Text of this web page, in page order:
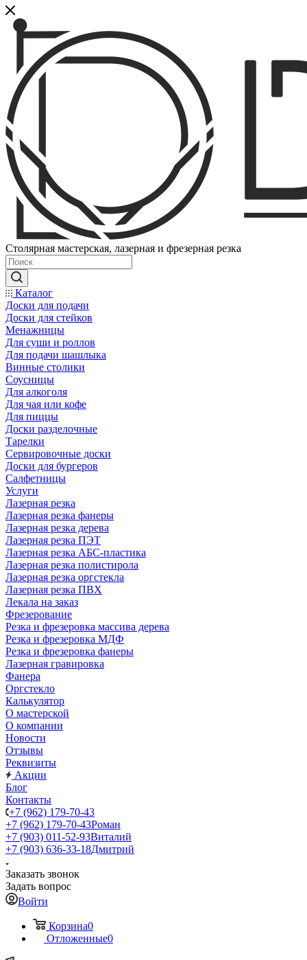
Столярная мастерская, лазерная и фрезерная резка
Каталог
Доски для подачи
Доски для стейков
Менажницы
Для суши и роллов
Для подачи шашлыка
Винные столики
Соусницы
Для алкоголя
Для чая или кофе
Для пиццы
Доски разделочные
Тарелки
Сервировочные доски
Доски для бургеров
Салфетницы
Услуги
Лазерная резка
Лазерная резка фанеры
Лазерная резка дерева
Лазерная резка ПЭТ
Лазерная резка АБС-пластика
Лазерная резка полистирола
Лазерная резка оргстекла
Лазерная резка ПВХ
Лекала на заказ
Фрезерование
Резка и фрезеровка массива дерева
Резка и фрезеровка МДФ
Резка и фрезеровка фанеры
Лазерная гравировка
Фанера
Орг­стек­ло
Калькулятор
О мастерской
О компании
Новости
Отзывы
Реквизиты
Акции
Блог
Контакты
+7 (962) 179-70-43
+7 (962) 179-70-43Роман
+7 (903) 011-52-93Виталий
+7 (903) 636-33-18Дмитрий
Заказать звонок
Задать вопрос
Войти
Корзина0
Отложенные0